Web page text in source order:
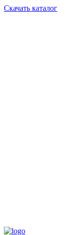
Скачать каталог